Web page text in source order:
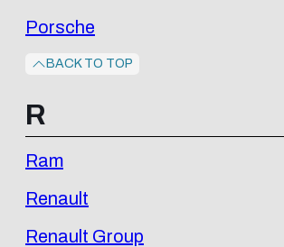
Porsche
BACK TO TOP
R
Ram
Renault
Renault Group